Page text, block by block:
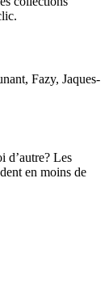
Fazy, Jaques-
d’autre? Les
en moins de